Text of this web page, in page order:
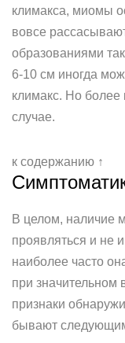
климакса, миомы
вовсе
образованиями
6-10 см иногда
климакс. Но
случае.
к содержанию ↑
В целом, наличие
проявляться и не
наиболее часто
при значительном
признаки
бывают